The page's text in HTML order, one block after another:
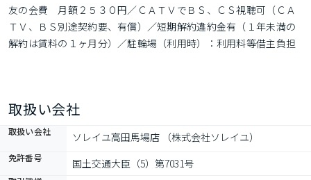
友の会費　月額２５３０円／ＣＡＴＶでＢＳ、ＣＳ視聴可（ＣＡ
ＴＶ、ＢＳ別途契約要、有償）／短期解約違約金有（１年未満の
解約は賃料の１ヶ月分）／駐輪場（利用時）：利用料等借主負担
取扱い会社
取扱い会社 ソレイユ高田馬場店 （株式会社ソレイユ）
免許番号 国土交通大臣（5）第7031号